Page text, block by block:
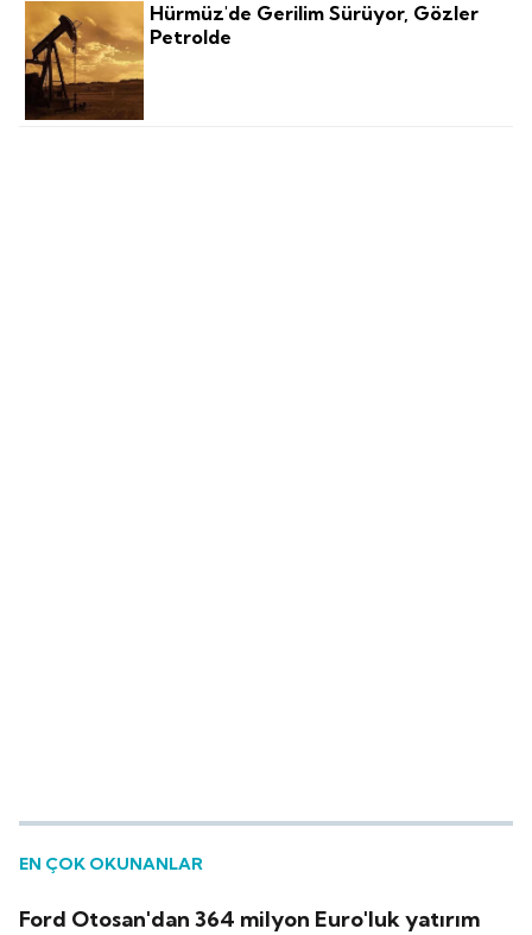
Hürmüz'de Gerilim Sürüyor, Gözler
Petrolde
EN ÇOK OKUNANLAR
Ford Otosan'dan 364 milyon Euro'luk yatırım